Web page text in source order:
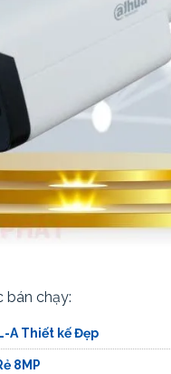
bán chạy:
A Thiết kế Đẹp
8MP